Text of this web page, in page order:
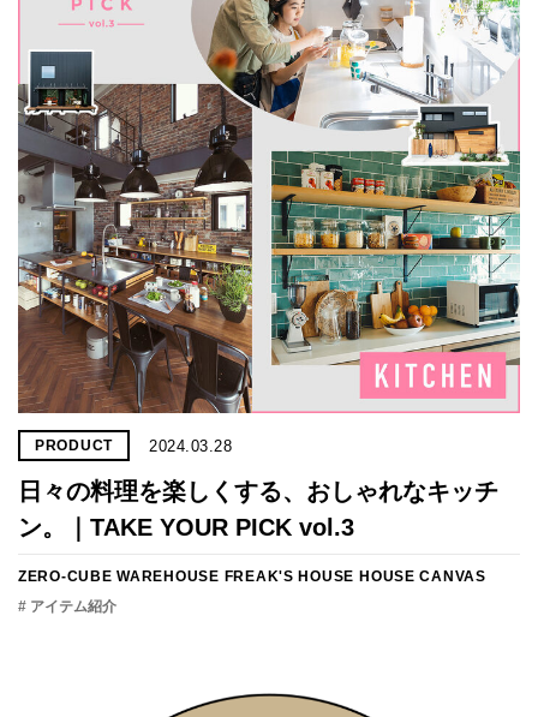
PRODUCT 2024.03.28
日々の料理を楽しくする、おしゃれなキッチ
ン。｜TAKE YOUR PICK vol.3
ZERO-CUBE WAREHOUSE FREAK'S HOUSE HOUSE CANVAS
# アイテム紹介